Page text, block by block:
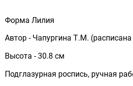
Форма Лилия
Автор - Чапургина Т.М.
Высота - 30.8 см
Подглазурная роспись, ручная